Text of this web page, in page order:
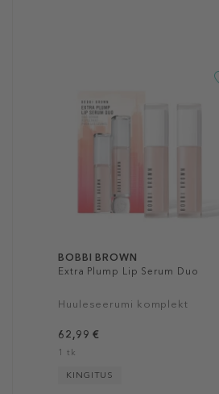
BOBBI BROWN
Extra Plump Lip Serum Duo
Huuleseerumi komplekt
62,99 €
1 tk
KINGITUS